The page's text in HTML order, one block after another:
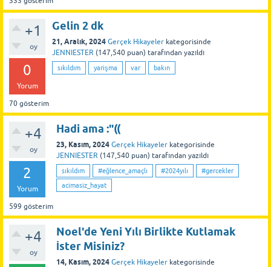
+1
oy
0
Yorum
70 gösterim
Gelin 2 dk
21, Aralık, 2024 Gerçek Hikayeler kategorisinde
JENNIESTER (147,540 puan) tarafından yazıldı
sıkıldım yarişma var bakın
+4
oy
2
Yorum
599 gösterim
Hadi ama :"((
23, Kasım, 2024 Gerçek Hikayeler kategorisinde
JENNIESTER (147,540 puan) tarafından yazıldı
sıkıldım #eğlence_amaçlı #2024yılı
#gercekler
acimasiz_hayat
+4
oy
Noel'de Yeni Yılı Birlikte Kutlamak
İster Misiniz?
14, Kasım, 2024 Gerçek Hikayeler kategorisinde